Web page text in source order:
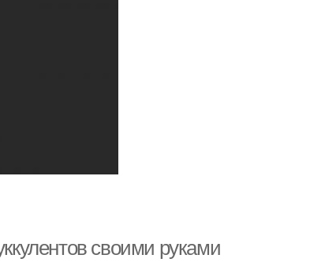
своими руками